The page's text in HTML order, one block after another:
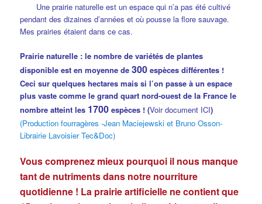
Une prairie naturelle est un espace qui n’a pas été cultivé
pendant des dizaines d’années et où pousse la flore sauvage.
Mes prairies étaient dans ce cas.
Prairie naturelle : le nombre de variétés de plantes
disponible est en moyenne de300 espèces différentes !
Ceci sur quelques hectares mais si l’on passe à un espace
plus vaste comme le grand quart nord-ouest de la France le
nombreatteint les 1700 espèces ! (Voir document ICI)
(Production fourragères -Jean Maciejewski et Bruno Osson-
Librairie Lavoisier Tec&Doc)
Vous comprenez mieux pourquoi il nous manque
tant de nutriments dans notre nourriture
quotidienne ! La prairie artificielle ne contient que